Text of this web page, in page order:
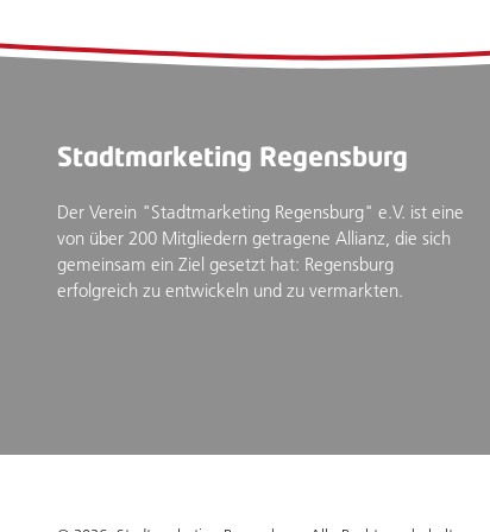
Stadtmarketing Regensburg
Der Verein "Stadtmarketing Regensburg" e.V. ist eine
von über 200 Mitgliedern getragene Allianz, die sich
gemeinsam ein Ziel gesetzt hat: Regensburg
erfolgreich zu entwickeln und zu vermarkten.